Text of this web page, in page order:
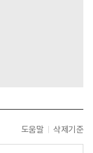
도움말 삭제기준